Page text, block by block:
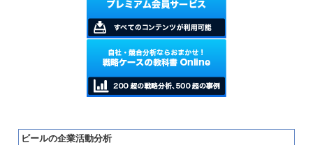
ビールの企業活動分析